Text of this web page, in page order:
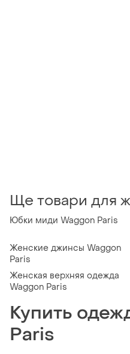
Ще товари для
Юбки миди Waggon Paris
Женские джинсы Waggon
Paris
Женская верхняя одежда
Waggon Paris
Купить
Paris